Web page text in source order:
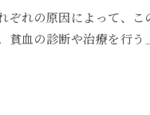
ぞれの原因によって、
貧血の診断や治療を行う